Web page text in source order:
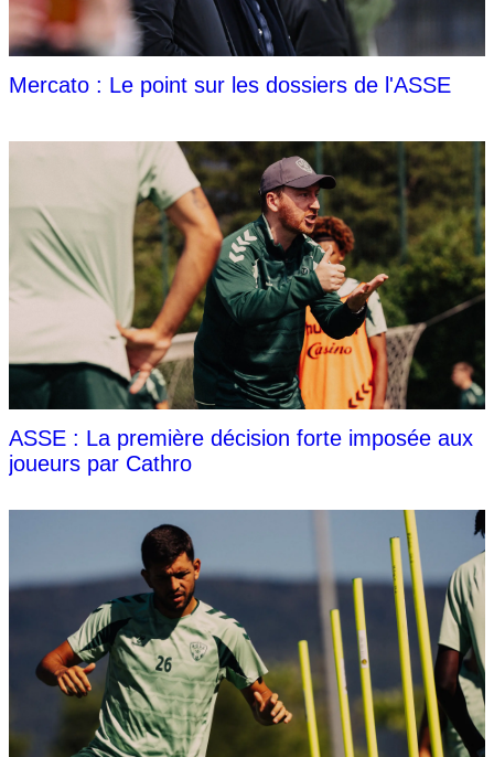
Mercato : Le point sur les dossiers de l'ASSE
ASSE : La première décision forte imposée aux
joueurs par Cathro